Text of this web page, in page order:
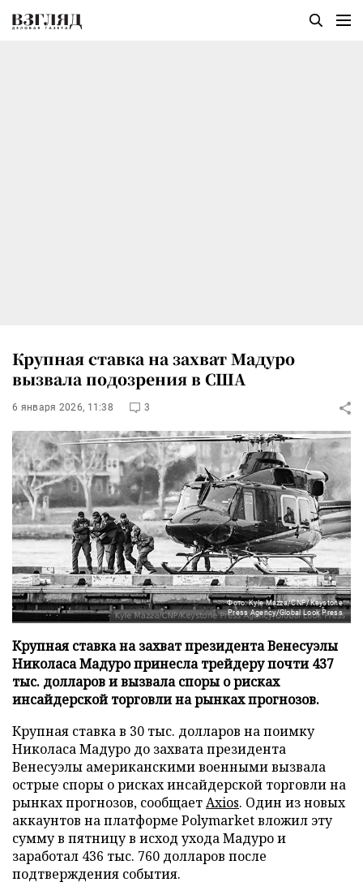
Крупная ставка на захват Мадуро
вызвала подозрения в США
6 января 2026, 11:38 3
Фото: Kyle Mazza/CNP/Keystone
Press Agency/Global Look Press
Крупная ставка на захват президента Венесуэлы
Николаса Мадуро принесла трейдеру почти 437
тыс. долларов и вызвала споры о рисках
инсайдерской торговли на рынках прогнозов.
Крупная ставка в 30 тыс. долларов на поимку
Николаса Мадуро до захвата президента
Венесуэлы американскими военными вызвала
острые споры о рисках инсайдерской торговли на
рынках прогнозов, сообщаетAxios. Один из новых
аккаунтов на платформе Polymarket вложил эту
сумму в пятницу в исход ухода Мадуро и
заработал 436 тыс. 760 долларов после
подтверждения события.